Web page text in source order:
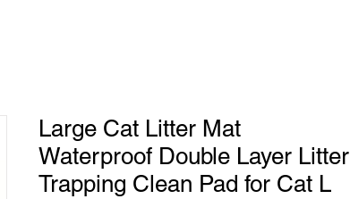
Large Cat Litter Mat
Waterproof Double Layer Litter
Trapping Clean Pad for Cat L